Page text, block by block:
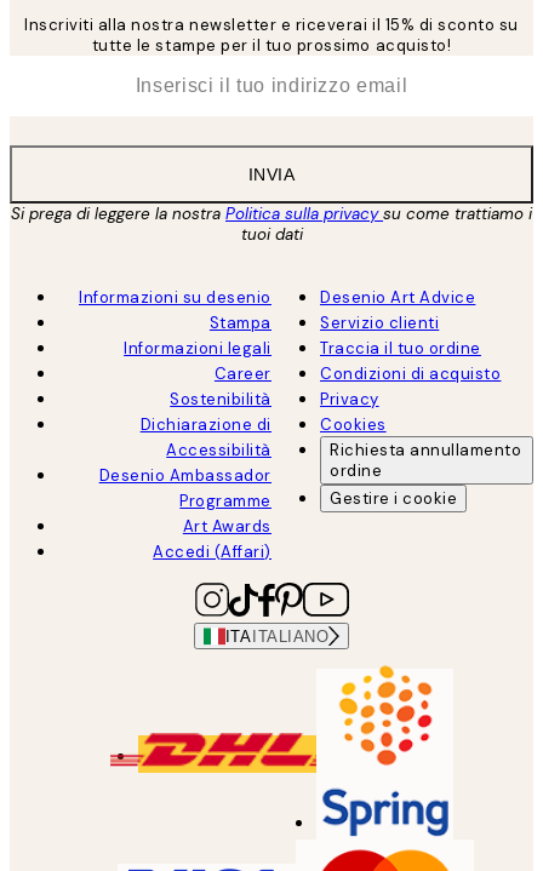
Inscriviti alla nostra newsletter e riceverai il 15% di sconto su
tutte le stampe per il tuo prossimo acquisto!
INVIA
Si prega di leggere la nostra Politica sulla privacysu come trattiamo i
tuoi dati
Informazioni su desenio
Stampa
Informazioni legali
Career
Sostenibilità
Dichiarazione di
Accessibilità
Desenio Ambassador
Programme
Art Awards
Accedi (Affari)
Desenio Art Advice
Servizio clienti
Traccia il tuo ordine
Condizioni di acquisto
Privacy
Cookies
Richiesta annullamento
ordine
Gestire i cookie
ITA ITALIANO